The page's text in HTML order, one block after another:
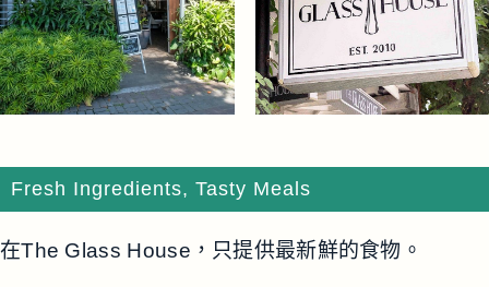
Fresh Ingredients, Tasty Meals
在The Glass House，只提供最新鮮的食物。